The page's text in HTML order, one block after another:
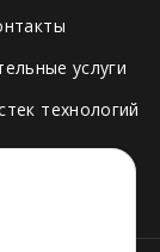
услуги
технологий